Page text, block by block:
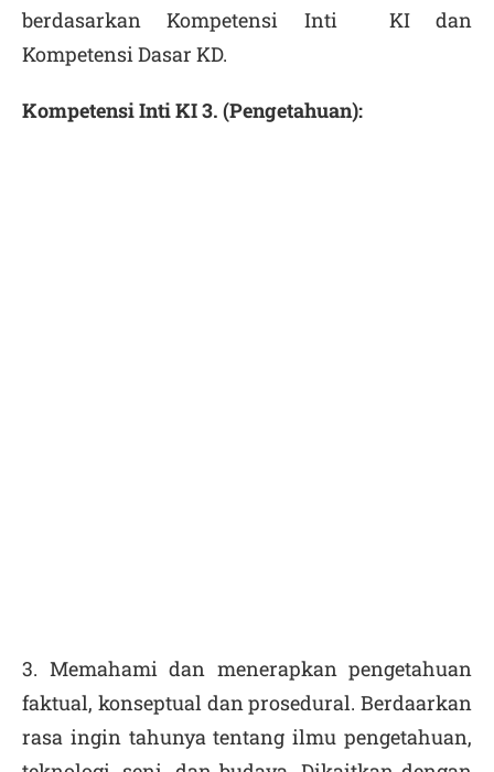
berdasarkan Kompetensi Inti KI dan
Kompetensi Dasar KD.
Kompetensi Inti KI 3. (Pengetahuan):
3. Memahami dan menerapkan pengetahuan
faktual, konseptual dan prosedural. Berdaarkan
rasa ingin tahunya tentang ilmu pengetahuan,